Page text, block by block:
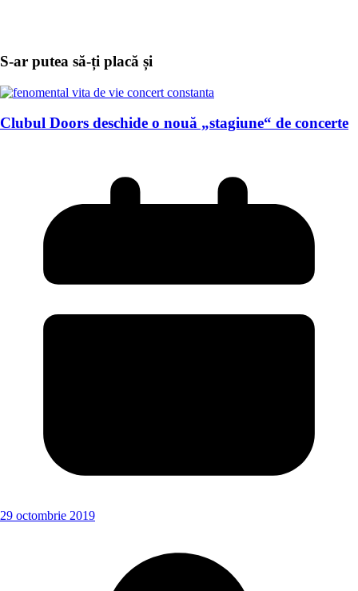
S-ar putea să-ți placă și
Clubul Doors deschide o nouă „stagiune“ de concerte
29 octombrie 2019